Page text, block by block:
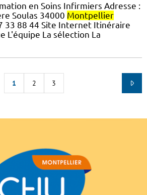
en Soins Infirmiers Adresse :
Soulas 34000 Montpellier
33 88 44 Site Internet Itinéraire
L'équipe La sélection La
1 2 3